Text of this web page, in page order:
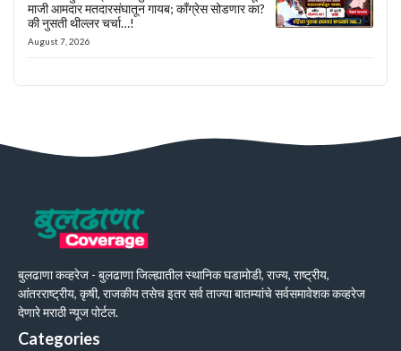
माजी आमदार मतदारसंघातून गायब; काँग्रेस सोडणार का?
की नुसती थील्लर चर्चा…!
August 7, 2026
बुलढाणा कव्हरेज - बुलढाणा जिल्ह्यातील स्थानिक घडामोडी, राज्य, राष्ट्रीय,
आंतरराष्ट्रीय, कृषी, राजकीय तसेच इतर सर्व ताज्या बातम्यांचे सर्वसमावेशक कव्हरेज
देणारे मराठी न्यूज पोर्टल.
Categories